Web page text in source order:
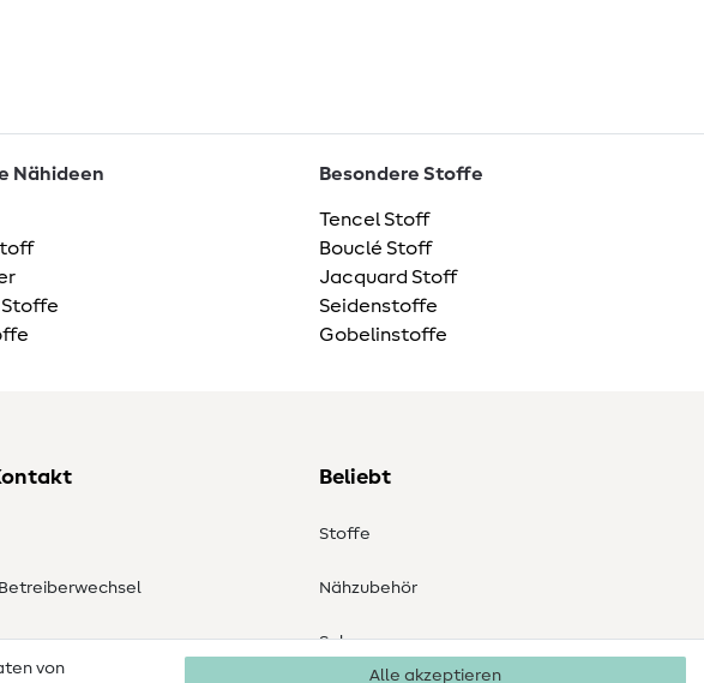
Nähideen Besondere Stoffe
Tencel Stoff
Bouclé Stoff
Jacquard Stoff
Seidenstoffe
Gobelinstoffe
Betreiberwechsel
Beliebt
Stoffe
Nähzubehör
Sale
von
Alle akzeptieren